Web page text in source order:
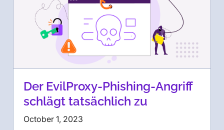
Der EvilProxy-Phishing-Angriff
schlägt tatsächlich zu
October 1, 2023